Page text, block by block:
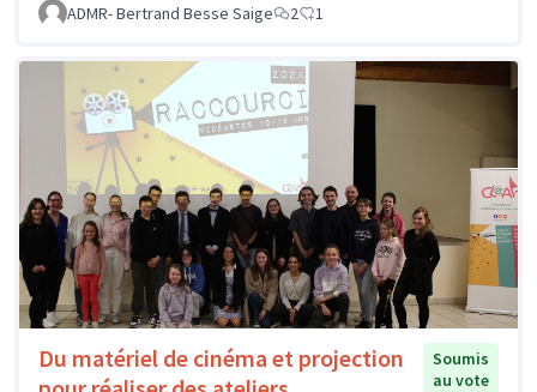
ADMR- Bertrand Besse Saige 2 1
Du matériel de cinéma et projection
Soumis
au vote